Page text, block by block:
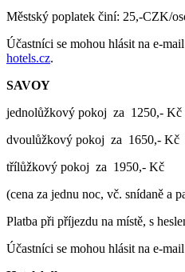
Městský poplatek činí: 25,-CZK/
Účastníci se mohou hlásit na e-
hotels.cz.
SAVOY
jednolůžkový pokoj za 1250,- Kč
dvoulůžkový pokoj za 1650,- Kč
třílůžkový pokoj za 1950,- Kč
(cena za jednu noc, vč. snídaně a
Platba při příjezdu na místě, s
Účastníci se mohou hlásit na e-